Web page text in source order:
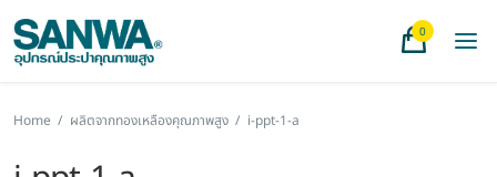
0
Home / ผลิตจากทองเหลืองคุณภาพสูง / i-ppt-1-a